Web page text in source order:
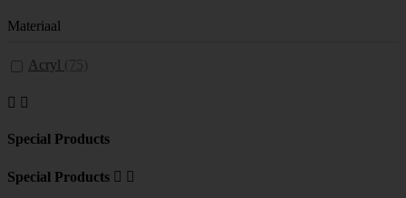
Materiaal
Acryl
 
Special Products
Special Products  